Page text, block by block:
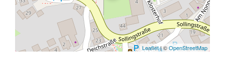
Leaflet| ©OpenStreetMap